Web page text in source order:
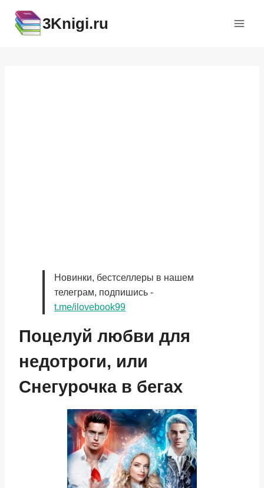
содержимому
3Knigi.ru
Новинки, бестселлеры в нашем
телеграм, подпишись -
t.me/ilovebook99
Поцелуй любви для
недотроги, или
Снегурочка в бегах